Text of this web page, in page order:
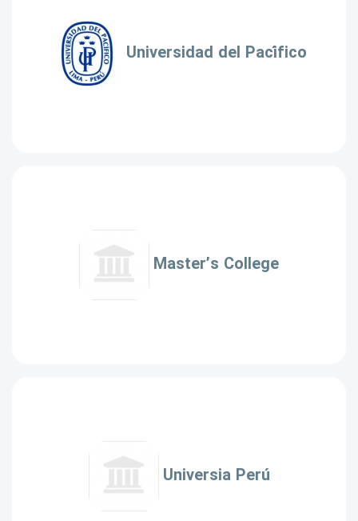
Universidad del Pacífico
Master’s College
Universia Perú